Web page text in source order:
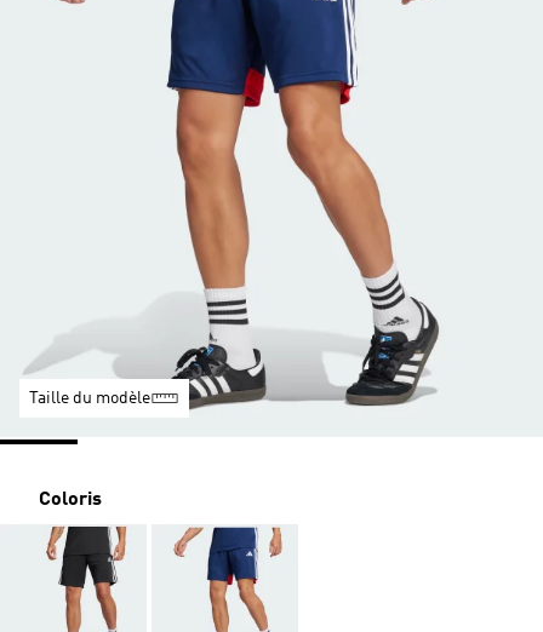
Taille du modèle
Coloris